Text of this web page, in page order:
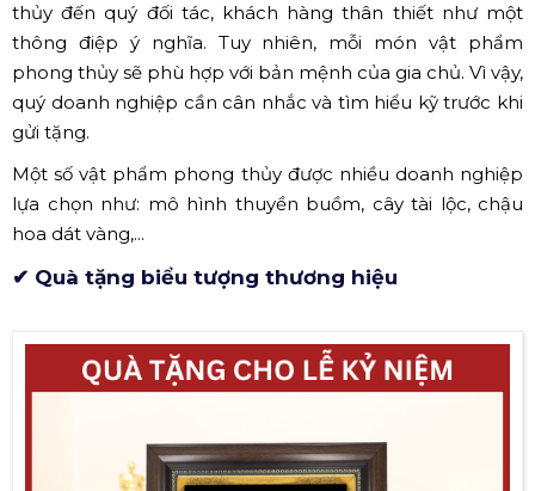
thủy đến quý đối tác, khách hàng thân thiết như một
thông điệp ý nghĩa. Tuy nhiên, mỗi món vật phẩm
phong thủy sẽ phù hợp với bản mệnh của gia chủ. Vì vậy,
quý doanh nghiệp cần cân nhắc và tìm hiểu kỹ trước khi
gửi tặng.
Một số vật phẩm phong thủy được nhiều doanh nghiệp
lựa chọn như: mô hình thuyền buồm, cây tài lộc, chậu
hoa dát vàng,...
✔ Quà tặng biểu tượng thương hiệu